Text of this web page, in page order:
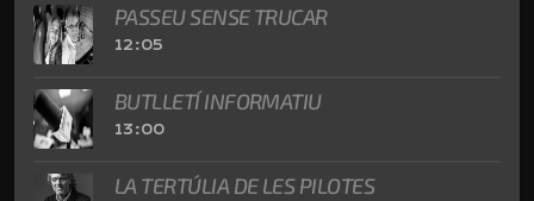
PASSEU SENSE TRUCAR
12:05
BUTLLETÍ INFORMATIU
13:00
LA TERTÚLIA DE LES PILOTES